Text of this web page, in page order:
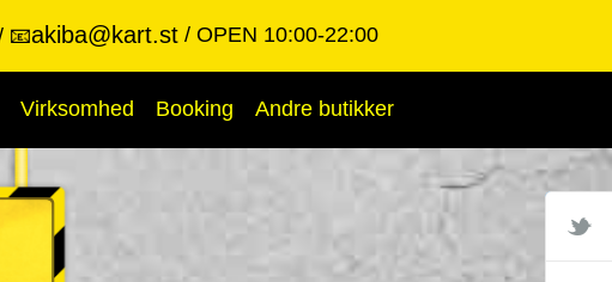
📧akiba@kart.st OPEN 10:00-22:00
Virksomhed Booking Andre butikker